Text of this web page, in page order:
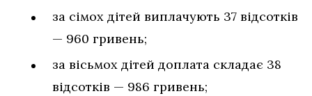
за сімох дітей виплачують 37 відсотків
— 960 гривень;
за вісьмох дітей доплата складає 38
відсотків — 986 гривень;